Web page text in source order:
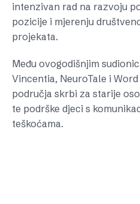
intenzivan rad na razvoju
pozicije i mjerenju
projekata.
Među ovogodišnjim
Vincentia, NeuroTale i
područja skrbi za starije
te podrške djeci s
teškoćama.